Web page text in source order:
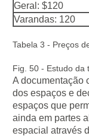
Geral: $120
Varandas: 120
Tabela 3 - Preços
Fig. 50 - Estudo da
A documentação
dos espaços e
espaços que
ainda em partes
espacial através